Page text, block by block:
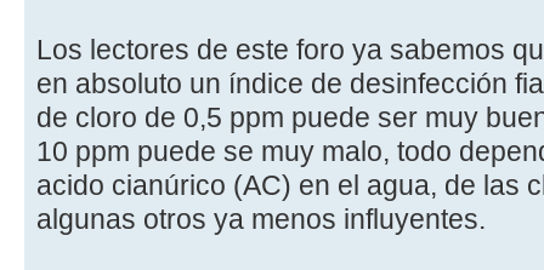
Los lectores de este foro ya sabemos
en absoluto un índice de desinfección
de cloro de 0,5 ppm puede ser muy
10 ppm puede se muy malo, todo
acido cianúrico (AC) en el agua, de las
algunas otros ya menos influyentes.